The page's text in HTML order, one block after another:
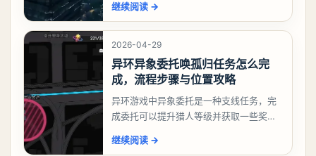
么做，下面就来告诉大家。异环异象委托
祸兮洄游任务攻略
继续阅读 →
2026-04-29
异环异象委托唤孤归任务怎么完
成，流程步骤与位置攻略
异环游戏中异象委托是一种支线任务，完
成委托可以提升猎人等级并获取一些奖
么做，今天游戏熊就来告诉大家。异环异
继续阅读 →